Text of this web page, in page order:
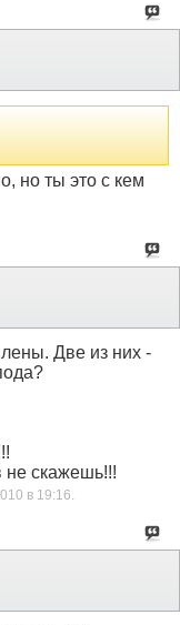
но ты это с кем
Две из них -
не скажешь!!!
в 19:16